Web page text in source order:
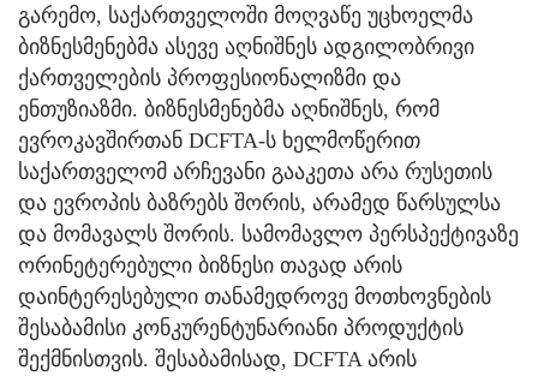
გარემო, საქართველოში მოღვაწე უცხოელმა
ბიზნესმენებმა ასევე აღნიშნეს ადგილობრივი
ქართველების პროფესიონალიზმი და
ენთუზიაზმი. ბიზნესმენებმა აღნიშნეს, რომ
ევროკავშირთან DCFTA-ს ხელმოწერით
საქართველომ არჩევანი გააკეთა არა რუსეთის
და ევროპის ბაზრებს შორის, არამედ წარსულსა
და მომავალს შორის. სამომავლო პერსპექტივაზე
ორინეტერებული ბიზნესი თავად არის
დაინტერესებული თანამედროვე მოთხოვნების
შესაბამისი კონკურენტუნარიანი პროდუქტის
შექმნისთვის. შესაბამისად, DCFTA არის